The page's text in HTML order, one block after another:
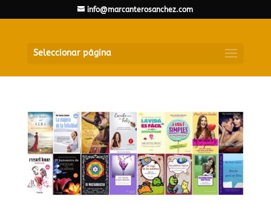
info@marcanterosanchez.com
Seleccionar página